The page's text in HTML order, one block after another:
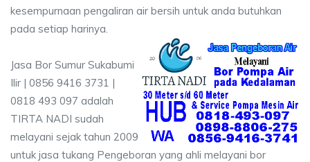
kesempurnaan pengaliran air bersih untuk anda butuhkan
pada setiap harinya.
Jasa Bor Sumur Sukabumi
Ilir | 0856 9416 3731 |
0818 493 097 adalah
TIRTA NADI sudah
melayani sejak tahun 2009
untuk jasa tukang Pengeboran yang ahli melayani bor